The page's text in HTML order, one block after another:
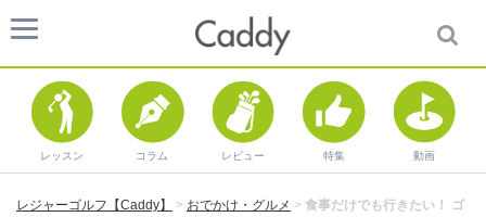
レッスン コラム レビュー 特集 動画
レジャーゴルフ【Caddy】 > おでかけ・グルメ > 食事だけでも行きたい！ ゴ